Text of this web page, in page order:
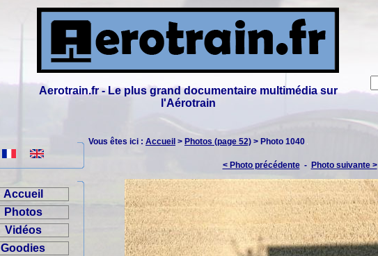
Aerotrain.fr - Le plus grand documentaire multimédia sur
l'Aérotrain
Accueil
Photos
Vidéos
Goodies
Vous êtes ici : Accueil > Photos (page 52) > Photo 1040
< Photo précédente- Photo suivante >